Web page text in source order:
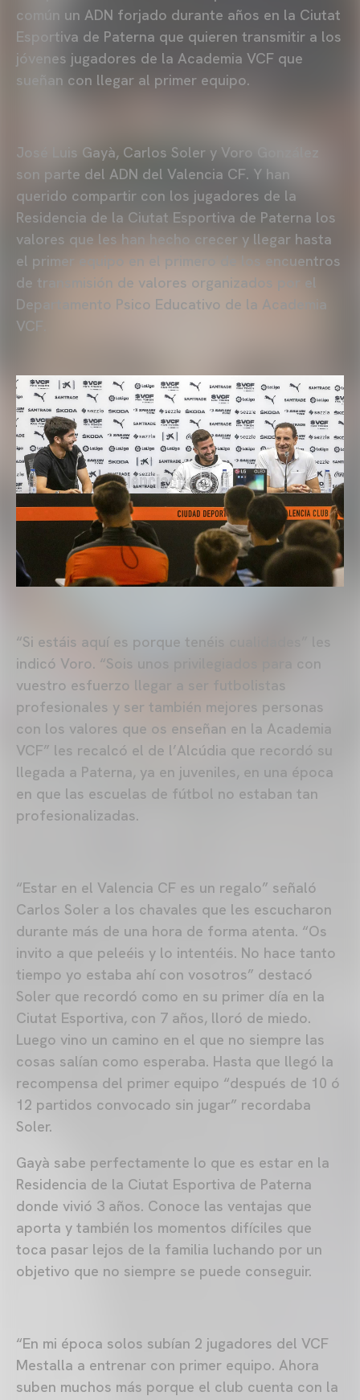
común un ADN forjado durante años en la Ciutat
Esportiva de Paterna que quieren transmitir a los
jóvenes jugadores de la Academia VCF que
sueñan con llegar al primer equipo.
José Luis Gayà, Carlos Soler y Voro González
son parte del ADN del Valencia CF. Y han
querido compartir con los jugadores de la
Residencia de la Ciutat Esportiva de Paterna los
valores que les han hecho crecer y llegar hasta
el primer equipo en el primero de los encuentros
de transmisión de valores organizados por el
Departamento Psico Educativo de la Academia
VCF.
“Si estáis aquí es porque tenéis cualidades” les
indicó Voro. “Sois unos privilegiados para con
vuestro esfuerzo llegar a ser futbolistas
profesionales y ser también mejores personas
con los valores que os enseñan en la Academia
VCF” les recalcó el de l’Alcúdia que recordó su
llegada a Paterna, ya en juveniles, en una época
en que las escuelas de fútbol no estaban tan
profesionalizadas.
“Estar en el Valencia CF es un regalo” señaló
Carlos Soler a los chavales que les escucharon
durante más de una hora de forma atenta. “Os
invito a que peleéis y lo intentéis. No hace tanto
tiempo yo estaba ahí con vosotros” destacó
Soler que recordó como en su primer día en la
Ciutat Esportiva, con 7 años, lloró de miedo.
Luego vino un camino en el que no siempre las
cosas salían como esperaba. Hasta que llegó la
recompensa del primer equipo “después de 10 ó
12 partidos convocado sin jugar” recordaba
Soler.
Gayà sabe perfectamente lo que es estar en la
Residencia de la Ciutat Esportiva de Paterna
donde vivió 3 años. Conoce las ventajas que
aporta y también los momentos difíciles que
toca pasar lejos de la familia luchando por un
objetivo que no siempre se puede conseguir.
“En mi época solos subían 2 jugadores del VCF
Mestalla a entrenar con primer equipo. Ahora
suben muchos más porque el club cuenta con la